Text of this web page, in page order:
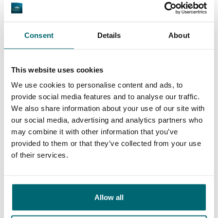
Consent Details About
This website uses cookies
We use cookies to personalise content and ads, to
provide social media features and to analyse our traffic.
We also share information about your use of our site with
our social media, advertising and analytics partners who
may combine it with other information that you’ve
provided to them or that they’ve collected from your use
of their services.
Allow all
Allgemein
9,2
Anlagen
Meine erste Wahl für Urlaube, die entspannt,
9,4
Unser Angebot
9,3
Betreuung